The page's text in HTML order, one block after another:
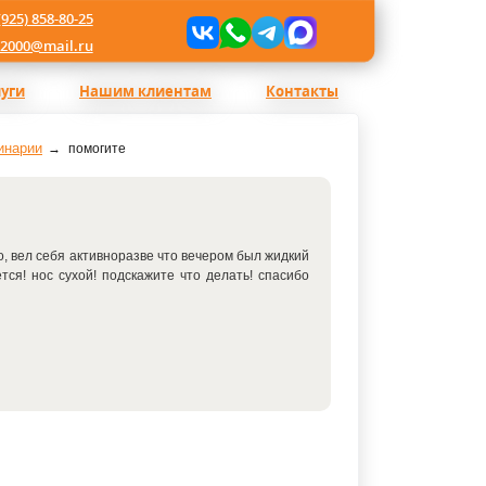
858-80-25
Нашим клиентам Контакты
помогите
вел себя активноразве что вечером был жидкий
нос сухой! подскажите что делать! спасибо